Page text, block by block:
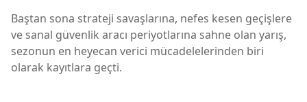
Baştan sona strateji savaşlarına, nefes kesen geçişlere
ve sanal güvenlik aracı periyotlarına sahne olan yarış,
sezonun en heyecan verici mücadelelerinden biri
olarak kayıtlara geçti.